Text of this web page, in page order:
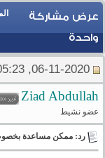
عرض مشاركة
واحدة
Ziad Abdullah
عضو نشيط
رد: ممكن مساعدة